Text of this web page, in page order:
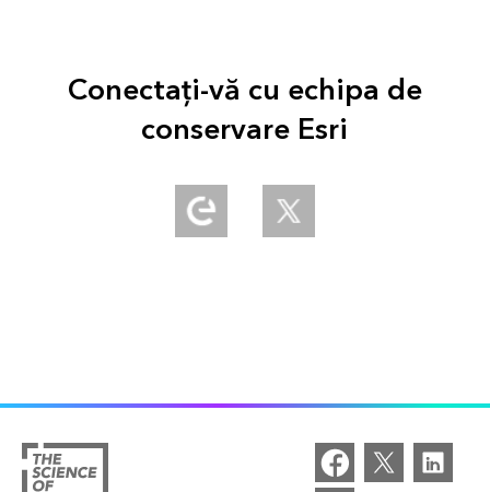
Conectați-vă cu echipa de
conservare Esri
Explore our Esri Community
Follow us on Twitter